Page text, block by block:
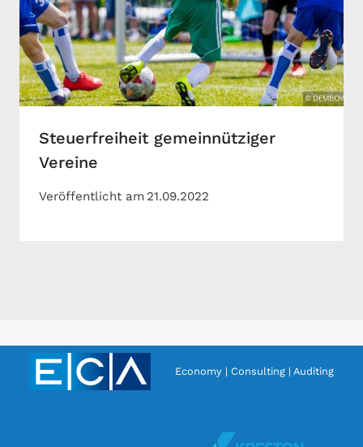
Steuerfreiheit gemeinnütziger
Vereine
Veröffentlicht am 21.09.2022
Economy | Consulting | Auditing